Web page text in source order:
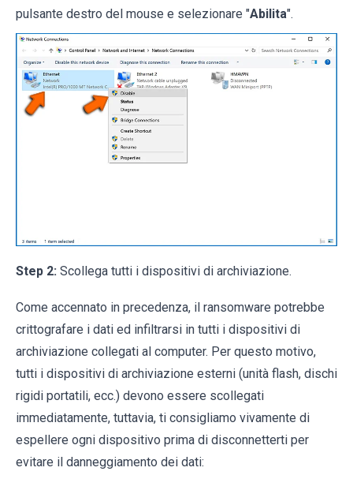
pulsante destro del mouse e selezionare "Abilita".
Step 2: Scollega tutti i dispositivi di archiviazione.
Come accennato in precedenza, il ransomware potrebbe
crittografare i dati ed infiltrarsi in tutti i dispositivi di
archiviazione collegati al computer. Per questo motivo,
tutti i dispositivi di archiviazione esterni (unità flash, dischi
rigidi portatili, ecc.) devono essere scollegati
immediatamente, tuttavia, ti consigliamo vivamente di
espellere ogni dispositivo prima di disconnetterti per
evitare il danneggiamento dei dati: